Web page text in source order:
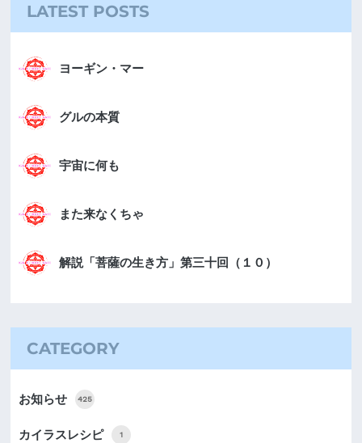
LATEST POSTS
ヨーギン・マー
グルの本質
宇宙に何も
また来なくちゃ
解説「菩薩の生き方」第三十回（１０）
CATEGORY
お知らせ 425
カイラスレシピ 1